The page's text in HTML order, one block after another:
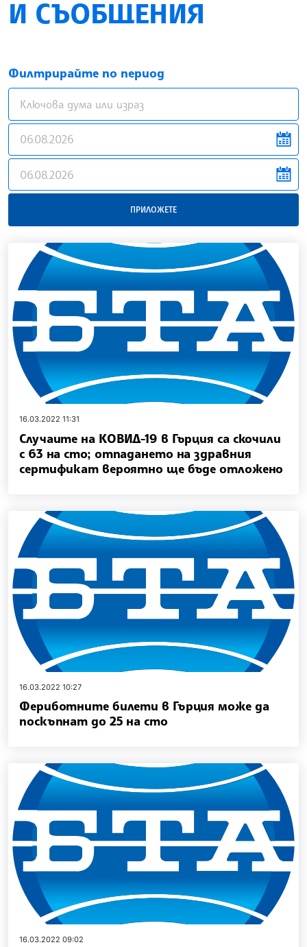
И СЪОБЩЕНИЯ
Филтрирайте по период
news.filter.from
news.filter.to
ПРИЛОЖЕТЕ
16.03.2022 11:31
Случаите на КОВИД-19 в Гърция са скочили
с 63 на сто; отпадането на здравния
сертификат вероятно ще бъде отложено
16.03.2022 10:27
Фериботните билети в Гърция може да
поскъпнат до 25 на сто
16.03.2022 09:02